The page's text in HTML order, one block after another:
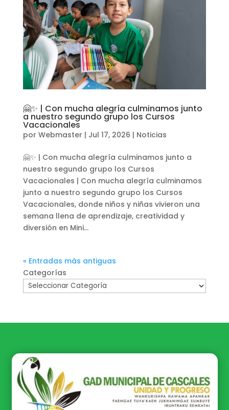
🤗✨ | Con mucha alegría culminamos junto
a nuestro segundo grupo los Cursos
Vacacionales
por Webmaster | Jul 17, 2026 | Noticias
🤗✨ | Con mucha alegría culminamos junto a
nuestro segundo grupo los Cursos
Vacacionales | Con mucha alegría culminamos
junto a nuestro segundo grupo los Cursos
Vacacionales, donde niños y niñas vivieron una
semana llena de aprendizaje, creatividad y
diversión en Mini...
« Entradas más antiguas
Categorías